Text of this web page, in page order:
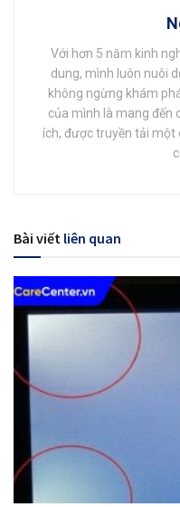
Với hơn 5 năm kinh
dung, mình luôn nuôi
không ngừng khám
của mình là mang đến
ích, được truyền tải một
Bài viết liên quan